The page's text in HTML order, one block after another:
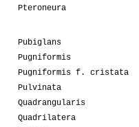
Pteroneura
Pubiglans
Pugniformis
Pugniformis f. cristata
Pulvinata
Quadrangularis
Quadrilatera